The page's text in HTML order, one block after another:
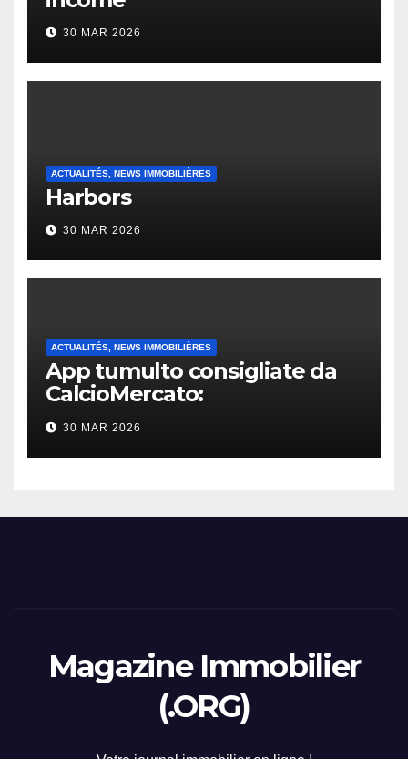
30 MAR 2026
ACTUALITÉS, NEWS IMMOBILIÈRES
Harbors
30 MAR 2026
ACTUALITÉS, NEWS IMMOBILIÈRES
App tumulto consigliate da
CalcioMercato:
considerazione di gennaio
2026
30 MAR 2026
Magazine Immobilier
(.ORG)